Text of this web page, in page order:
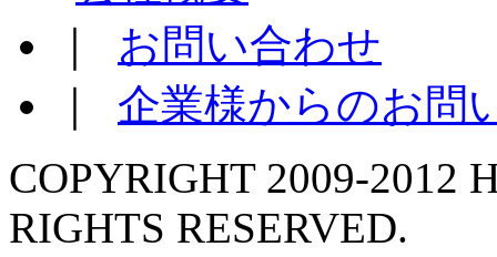
お問い合わせ
企業様からのお問
COPYRIGHT 2009-2012
RIGHTS RESERVED.